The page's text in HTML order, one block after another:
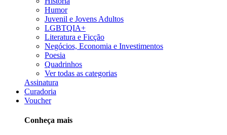
Humor
Juvenil e Jovens Adultos
LGBTQIA+
Literatura e Ficção
Negócios, Economia e Investimentos
Poesia
Quadrinhos
Ver todas as categorias
Assinatura
Curadoria
Voucher
Conheça mais